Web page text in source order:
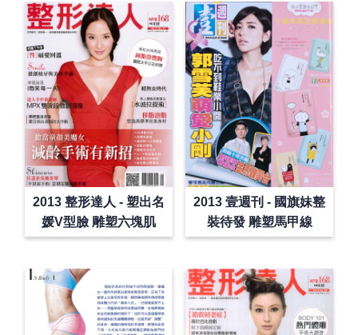
2013 整形達人 - 塑出名
媛V型臉 雕塑六塊肌
2013 壹週刊 - 國旗妹整
裝待發 雕塑馬甲線